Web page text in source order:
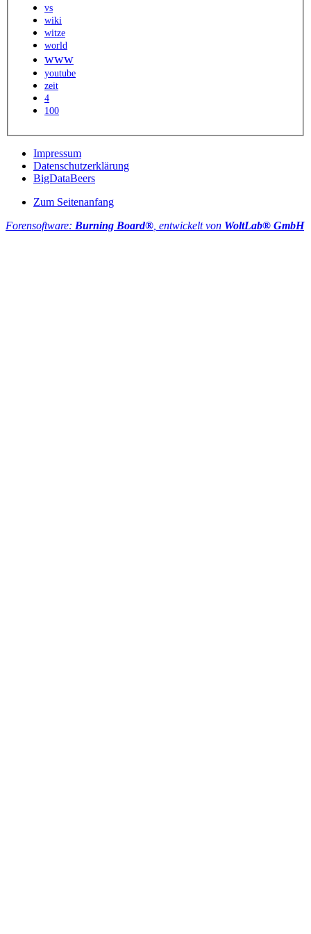
vs
wiki
witze
world
www
youtube
zeit
4
100
Impressum
Datenschutzerklärung
BigDataBeers
Zum Seitenanfang
Forensoftware: Burning Board® , entwickelt von WoltLab® GmbH